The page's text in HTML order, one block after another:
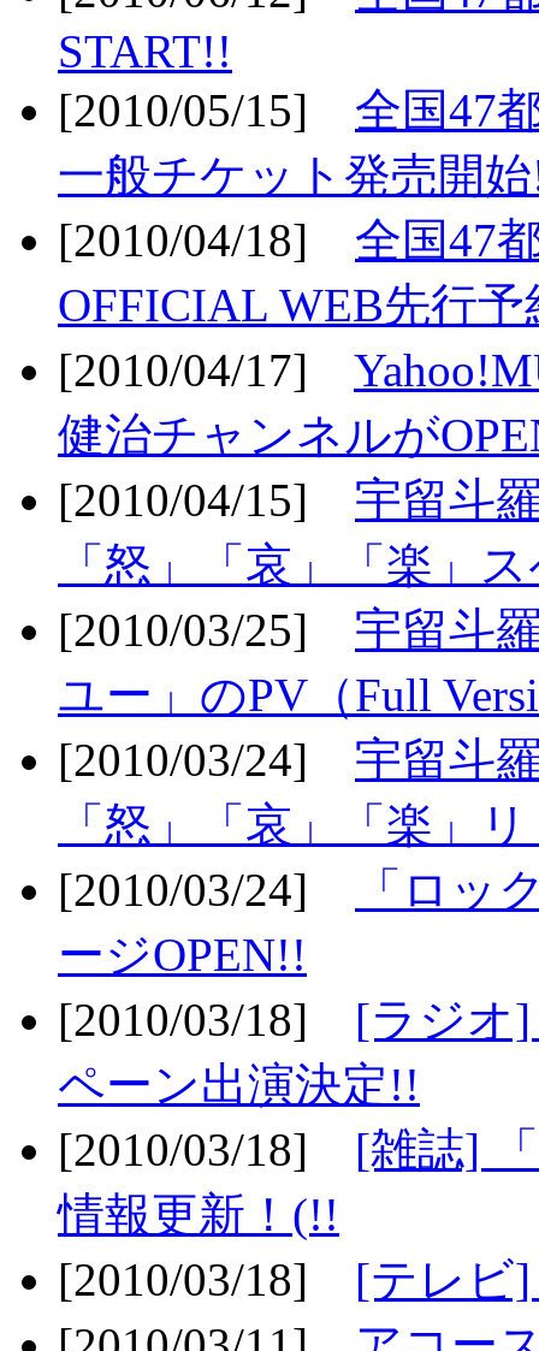
START!!
[2010/05/15] 全国47
一般チケット発売開
[2010/04/18] 全国47
OFFICIAL WEB先行
[2010/04/17]
健治チャンネルが
[2010/04/15] 宇留斗
「怒」「哀」「楽」
[2010/03/25] 宇留斗
ユー」のPV（Full
[2010/03/24] 宇留斗
「怒」「哀」「楽」
[2010/03/24]
「ロッ
ージOPEN!!
[2010/03/18] [ラジオ
ペーン出演決定!!
[2010/03/18] [雑誌]
情報更新！(!!
[2010/03/18] [テレビ